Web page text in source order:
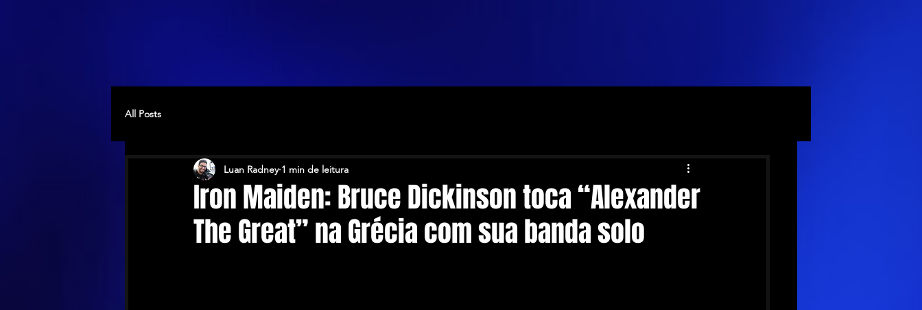
All Posts
Iron Maiden: Bruce Dickinson toca “Alexander
The Great” na Grécia com sua banda solo
Luan Radney 1 min de leitura